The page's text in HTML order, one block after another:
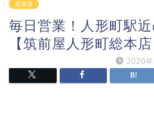
居酒屋
毎日営業！人形町駅
【筑前屋人形町総本店
2020